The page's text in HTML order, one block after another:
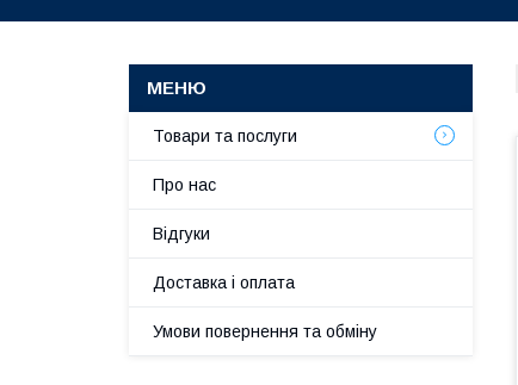
Товари та послуги
Про нас
Відгуки
Доставка і оплата
Умови повернення та обміну